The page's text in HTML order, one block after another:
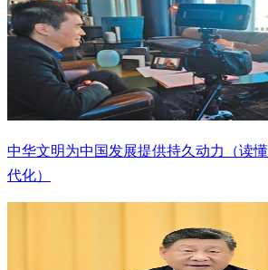
中华文明为中国发展提供持久动力（读
代化）